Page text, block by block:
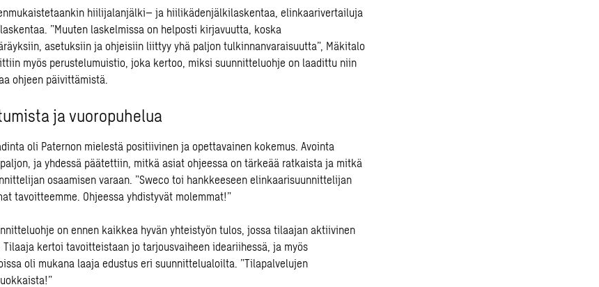
hiilijalanjälki– ja hiilikädenjälkilaskentaa, elinkaarivertailuja
”Muuten laskelmissa on helposti kirjavuutta, koska
asetuksiin ja ohjeisiin liittyy yhä paljon tulkinnanvaraisuutta”, Mäkitalo
myös perustelumuistio, joka kertoo, miksi suunnitteluohje on laadittu niin
ohjeen päivittämistä.
ja vuoropuhelua
oli Paternon mielestä positiivinen ja opettavainen kokemus. Avointa
ja yhdessä päätettiin, mitkä asiat ohjeessa on tärkeää ratkaista ja mitkä
osaamisen varaan. ”Sweco toi hankkeeseen elinkaarisuunnittelijan
tavoitteemme. Ohjeessa yhdistyvät molemmat!”
on ennen kaikkea hyvän yhteistyön tulos, jossa tilaajan aktiivinen
kertoi tavoitteistaan jo tarjousvaiheen ideariihessä, ja myös
oli mukana laaja edustus eri suunnittelualoilta. ”Tilapalvelujen